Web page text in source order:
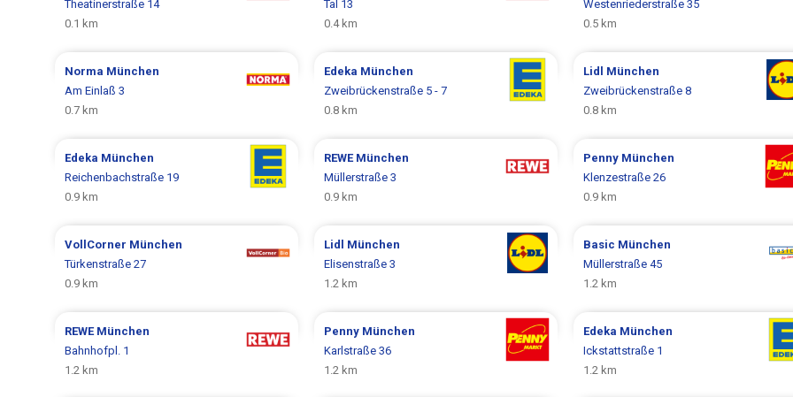
Theatinerstraße 14
0.1 km
Tal 13
0.4 km
Westenriederstraße 35
0.5 km
Norma München
Am Einlaß 3
0.7 km
Edeka München
Zweibrückenstraße 5 - 7
0.8 km
Lidl München
Zweibrückenstraße 8
0.8 km
Edeka München
Reichenbachstraße 19
0.9 km
REWE München
Müllerstraße 3
0.9 km
Penny München
Klenzestraße 26
0.9 km
VollCorner München
Türkenstraße 27
0.9 km
Lidl München
Elisenstraße 3
1.2 km
Basic München
Müllerstraße 45
1.2 km
REWE München
Bahnhofpl. 1
1.2 km
Penny München
Karlstraße 36
1.2 km
Edeka München
Ickstattstraße 1
1.2 km